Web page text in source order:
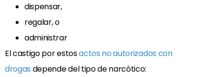
dispensar,
regalar, o
administrar
El castigo por estosactos no autorizados con
drogas depende del tipo de narcótico: